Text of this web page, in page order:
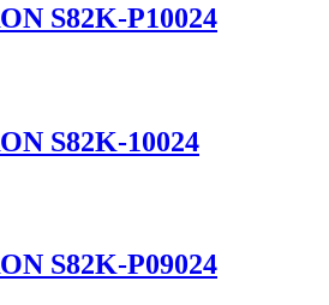
S82K-P10024
S82K-10024
S82K-P09024